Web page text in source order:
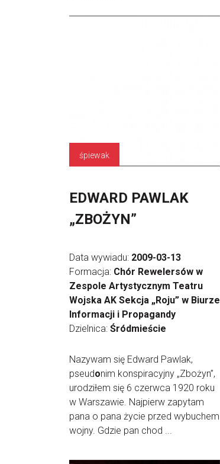
śpiewak
EDWARD PAWLAK
„ZBOŻYN”
Data wywiadu: 2009-03-13
Formacja: Chór Rewelersów w
Zespole Artystycznym Teatru
Wojska AK Sekcja „Roju” w Biurze
Informacji i Propagandy
Dzielnica: Śródmieście
Nazywam się Edward Pawlak,
pseudonim konspiracyjny „Zbożyn”,
urodziłem się 6 czerwca 1920 roku
w Warszawie. Najpierw zapytam
pana o pana życie przed wybuchem
wojny. Gdzie pan chod ...